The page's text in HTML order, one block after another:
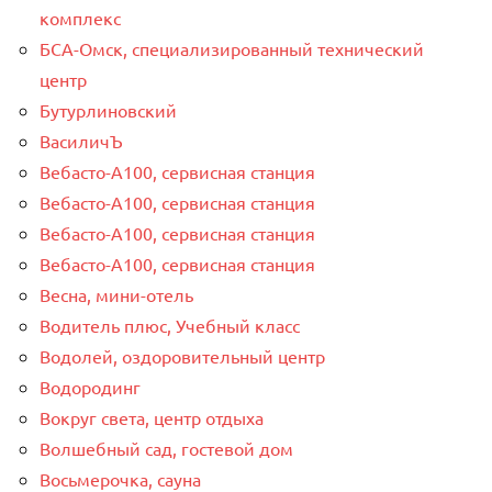
комплекс
БСА-Омск, специализированный технический
центр
Бутурлиновский
ВасиличЪ
Вебасто-А100, сервисная станция
Вебасто-А100, сервисная станция
Вебасто-А100, сервисная станция
Вебасто-А100, сервисная станция
Весна, мини-отель
Водитель плюс, Учебный класс
Водолей, оздоровительный центр
Водородинг
Вокруг света, центр отдыха
Волшебный сад, гостевой дом
Восьмерочка, сауна